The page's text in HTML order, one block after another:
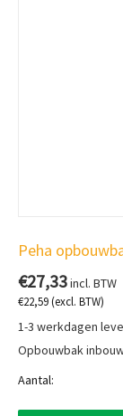
Peha
€27,33incl. BTW
€22,59(excl. BTW)
1-3 werkdagen
Opbouwbak
Aantal: